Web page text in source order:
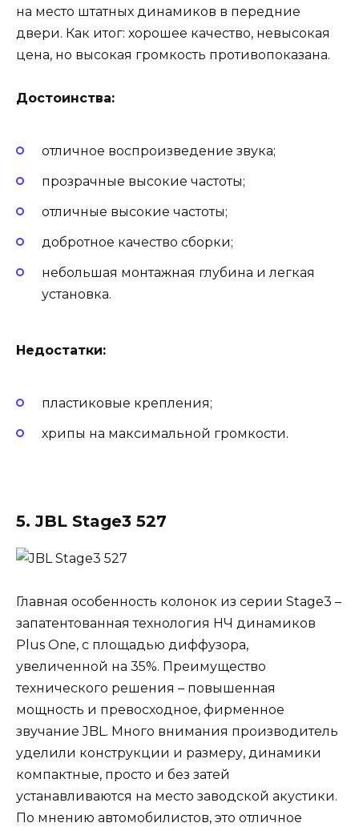
на место штатных динамиков в передние
двери. Как итог: хорошее качество, невысокая
цена, но высокая громкость противопоказана.
Достоинства:
отличное воспроизведение звука;
прозрачные высокие частоты;
отличные высокие частоты;
добротное качество сборки;
небольшая монтажная глубина и легкая
установка.
Недостатки:
пластиковые крепления;
хрипы на максимальной громкости.
5. JBL Stage3 527
Главная особенность колонок из серии Stage3 –
запатентованная технология НЧ динамиков
Plus One, с площадью диффузора,
увеличенной на 35%. Преимущество
технического решения – повышенная
мощность и превосходное, фирменное
звучание JBL. Много внимания производитель
уделили конструкции и размеру, динамики
компактные, просто и без затей
устанавливаются на место заводской акустики.
По мнению автомобилистов, это отличное